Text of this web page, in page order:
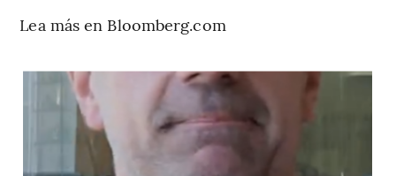
Lea más en Bloomberg.com